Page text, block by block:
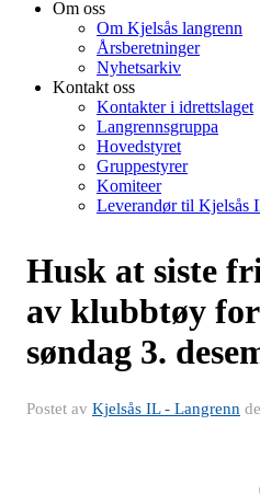
Om oss
Om Kjelsås langrenn
Årsberetninger
Nyhetsarkiv
Kontakt oss
Kontakter i idrettslaget
Langrennsgruppa
Hovedstyret
Gruppestyrer
Komiteer
Leverandør til Kjelsås
Husk at siste
av klubbtøy
søndag 3.
Postet av Kjelsås IL - Langrenn